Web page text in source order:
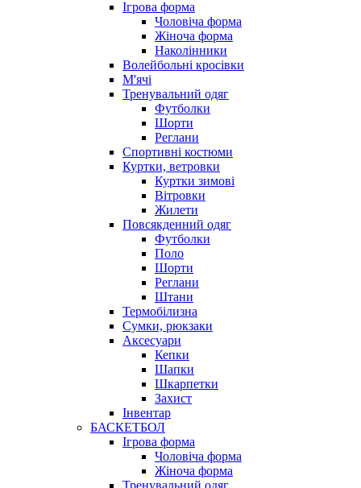
Ігрова форма
Чоловіча форма
Жіноча форма
Наколінники
Волейбольні кросівки
М'ячі
Тренувальний одяг
Футболки
Шорти
Реглани
Спортивні костюми
Куртки, ветровки
Куртки зимові
Вітровки
Жилети
Повсякденний одяг
Футболки
Поло
Шорти
Реглани
Штани
Термобілизна
Сумки, рюкзаки
Аксесуари
Кепки
Шапки
Шкарпетки
Захист
Інвентар
БАСКЕТБОЛ
Ігрова форма
Чоловіча форма
Жіноча форма